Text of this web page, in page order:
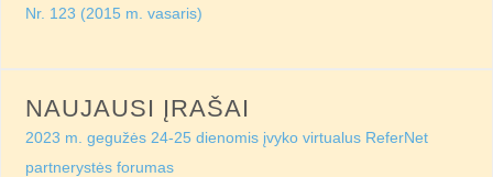
Nr. 123 (2015 m. vasaris)
NAUJAUSI ĮRAŠAI
2023 m. gegužės 24-25 dienomis įvyko virtualus ReferNet
partnerystės forumas